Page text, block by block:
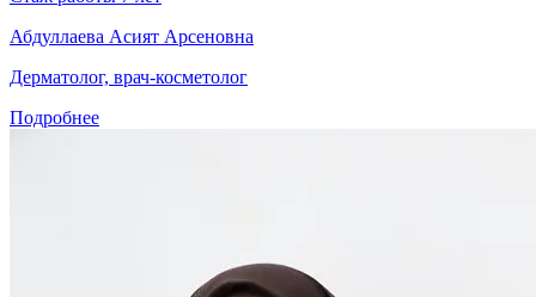
Абдуллаева Асият Арсеновна
Дерматолог, врач-косметолог
Подробнее